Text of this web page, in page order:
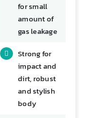
for small
amount of
gas leakage
Strong for
impact and
dirt, robust
and stylish
body